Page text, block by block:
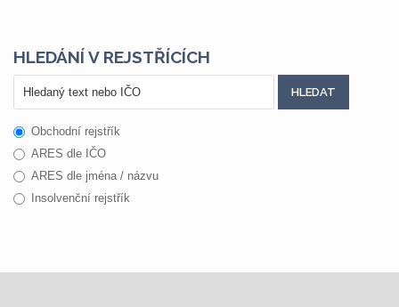
HLEDÁNÍ V REJSTŘÍCÍCH
Obchodní rejstřík
ARES dle IČO
ARES dle jména / názvu
Insolvenční rejstřík